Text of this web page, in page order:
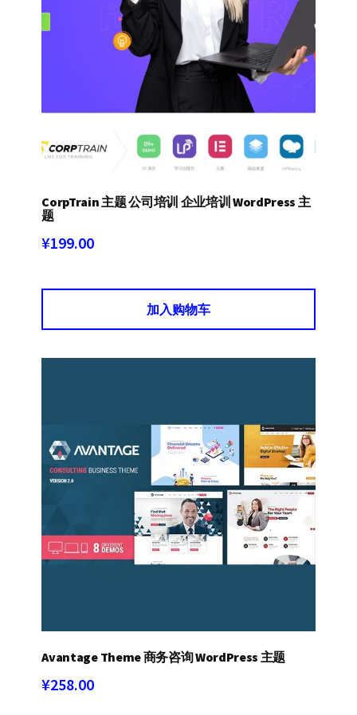
CorpTrain 主题 公司培训 企业培训 WordPress 主
题
¥199.00
加入购物车
Avantage Theme 商务咨询 WordPress 主题
¥258.00